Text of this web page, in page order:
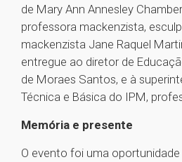
de Mary Ann Annesley
professora mackenzista,
mackenzista Jane Raquel
entregue ao diretor de
de Moraes Santos, e à
Técnica e Básica do IPM,
Memória e presente
O evento foi uma